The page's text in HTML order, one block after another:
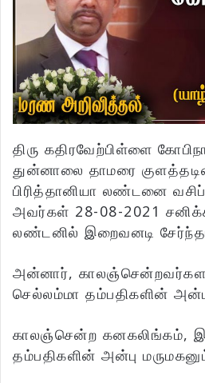
திரு கதிரவேற்பிள்ளை
துன்னாலை தாமரை
பிரித்தானியா லண்டனை
அவர்கள் 28-08-2021
லண்டனில் இறைவனடி
அன்னார்,
செல்லம்மா தம்பதிகளின்
காலஞ்சென்ற கனகலிங்கம்,
தம்பதிகளின் அன்பு